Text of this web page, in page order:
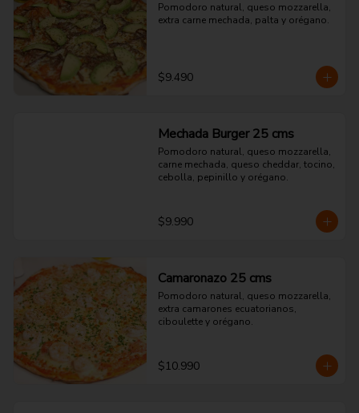
Pomodoro natural, queso mozzarella,
extra carne mechada, palta y orégano.
$9.490
Mechada Burger 25 cms
Pomodoro natural, queso mozzarella,
carne mechada, queso cheddar, tocino,
cebolla, pepinillo y orégano.
$9.990
Camaronazo 25 cms
Pomodoro natural, queso mozzarella,
extra camarones ecuatorianos,
ciboulette y orégano.
$10.990